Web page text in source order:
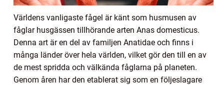
Världens vanligaste fågel är känt som husmusen av
fåglar husgässen tillhörande arten Anas domesticus.
Denna art är en del av familjen Anatidae och finns i
många länder över hela världen, vilket gör den till en av
de mest spridda och välkända fåglarna på planeten.
Genom åren har den etablerat sig som en följeslagare